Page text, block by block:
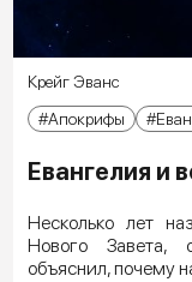
Крейг Эванс
Апокрифы
Евангелия и
Несколько лет
Нового Завета,
объяснил, почему